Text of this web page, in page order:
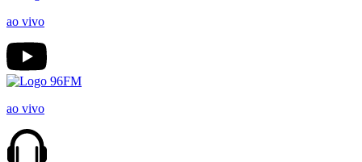
ao vivo
ao vivo